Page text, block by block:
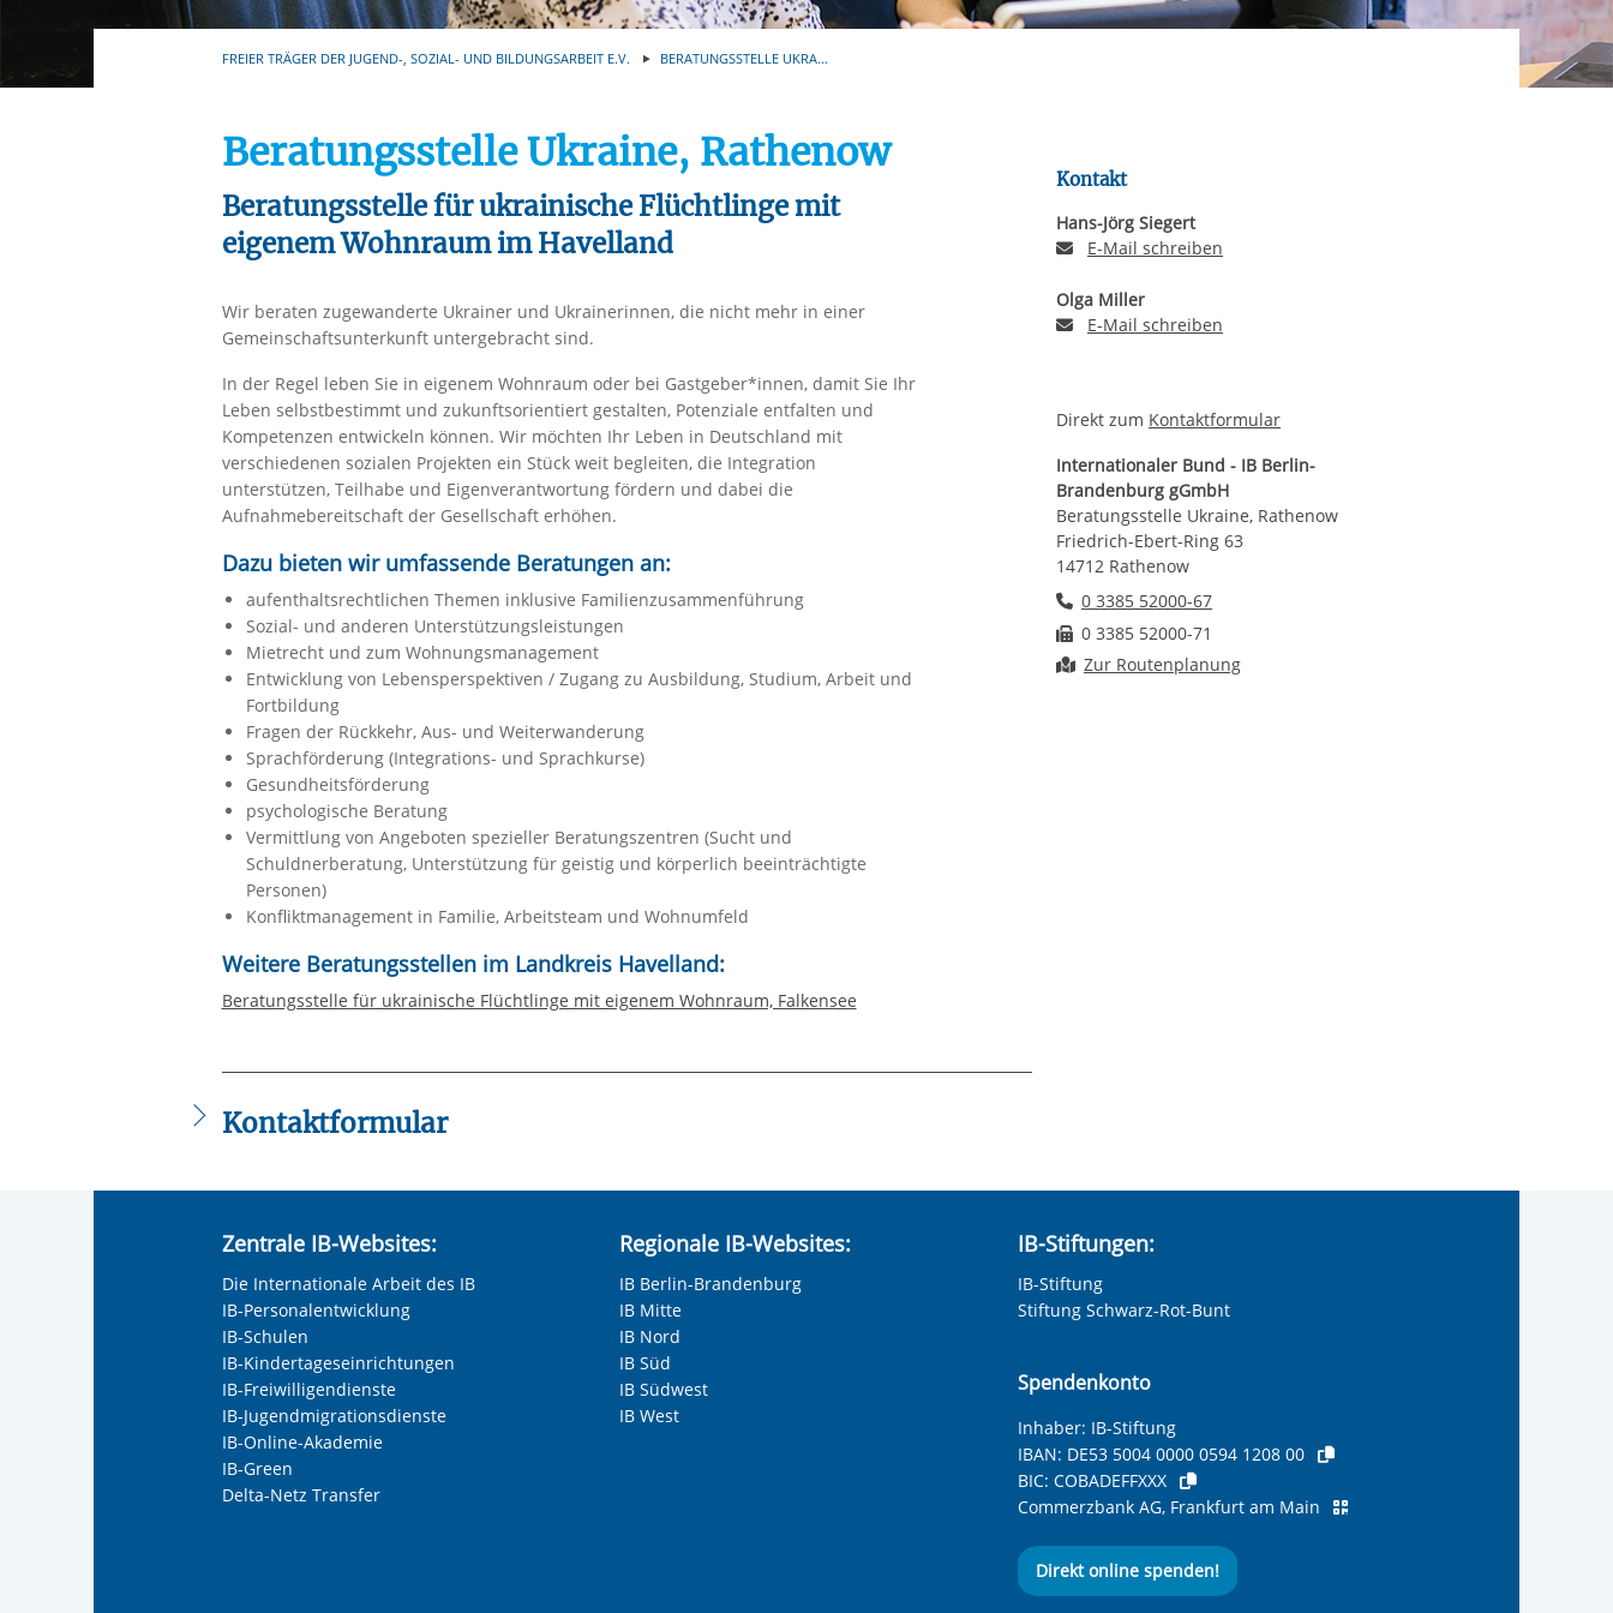
Ihre etwaige Einwilligung erstreckt sich nicht auf notwendige Cookies, die erforderlich zur Bereitstellung
aufgrund berechtigter Interessen und daher unabhängig von einer Einwilligung.
Automatische Wiedergabe starten/stoppen
FREIER TRÄGER DER JUGEND-, SOZIAL- UND BILDUNGSARBEIT E.V. BERATUNGSSTELLE UKRA...
Beratungsstelle Ukraine, Rathenow
Beratungsstelle für ukrainische Flüchtlinge mit
eigenem Wohnraum im Havelland
Wir beraten zugewanderte Ukrainer und Ukrainerinnen, die nicht mehr in einer
Gemeinschaftsunterkunft untergebracht sind.
In der Regel leben Sie in eigenem Wohnraum oder bei Gastgeber*innen, damit Sie Ihr
Leben selbstbestimmt und zukunftsorientiert gestalten, Potenziale entfalten und
Kompetenzen entwickeln können. Wir möchten Ihr Leben in Deutschland mit
verschiedenen sozialen Projekten ein Stück weit begleiten, die Integration
unterstützen, Teilhabe und Eigenverantwortung fördern und dabei die
Aufnahmebereitschaft der Gesellschaft erhöhen.
Dazu bieten wir umfassende Beratungen an:
aufenthaltsrechtlichen Themen inklusive Familienzusammenführung
Sozial- und anderen Unterstützungsleistungen
Mietrecht und zum Wohnungsmanagement
Entwicklung von Lebensperspektiven / Zugang zu Ausbildung, Studium, Arbeit und
Fortbildung
Fragen der Rückkehr, Aus- und Weiterwanderung
Sprachförderung (Integrations- und Sprachkurse)
Gesundheitsförderung
psychologische Beratung
Vermittlung von Angeboten spezieller Beratungszentren (Sucht und
Schuldnerberatung, Unterstützung für geistig und körperlich beeinträchtigte
Personen)
Konfliktmanagement in Familie, Arbeitsteam und Wohnumfeld
Weitere Beratungsstellen im Landkreis Havelland:
Beratungsstelle für ukrainische Flüchtlinge mit eigenem Wohnraum, Falkensee
Kontaktformular
Keine Angabe
Frau
Herr
Neutrale Anrede
Unternehmen
Nachname, Vorname
Kontakt
Hans-Jörg Siegert
E-Mail an Hans-Jörg Siegert
E-Mail schreiben
Olga Miller
E-Mail an Olga Miller
E-Mail schreiben
Direkt zum Kontaktformular
Internationaler Bund - IB Berlin-
Brandenburg gGmbH
Beratungsstelle Ukraine, Rathenow
Friedrich-Ebert-Ring 63
14712 Rathenow
Telefonnummer
0 3385 52000-67
Faxnummer
0 3385 52000-71
Route planen
Zur Routenplanung
Zentrale IB-Websites:
Die Internationale Arbeit des IB
IB-Personalentwicklung
IB-Schulen
IB-Kindertageseinrichtungen
IB-Freiwilligendienste
IB-Jugendmigrationsdienste
IB-Online-Akademie
IB-Green
Delta-Netz Transfer
Regionale IB-Websites:
IB Berlin-Brandenburg
IB Mitte
IB Nord
IB Süd
IB Südwest
IB West
IB-Stiftungen:
IB-Stiftung
Stiftung Schwarz-Rot-Bunt
Spendenkonto
Inhaber: IB-Stiftung
IBAN: DE53 5004 0000 0594 1208 00
BIC: COBADEFFXXX
Commerzbank AG, Frankfurt am Main
Direkt online spenden!